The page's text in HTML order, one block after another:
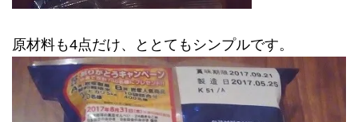
原材料も4点だけ、ととてもシンプルです。